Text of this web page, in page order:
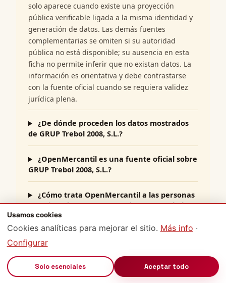
solo aparece cuando existe una proyección
pública verificable ligada a la misma identidad y
generación de datos. Las demás fuentes
complementarias se omiten si su autoridad
pública no está disponible; su ausencia en esta
ficha no permite inferir que no existan datos. La
información es orientativa y debe contrastarse
con la fuente oficial cuando se requiera validez
jurídica plena.
¿De dónde proceden los datos mostrados
de GRUP Trebol 2008, S.L.?
¿OpenMercantil es una fuente oficial sobre
GRUP Trebol 2008, S.L.?
¿Cómo trata OpenMercantil a las personas
mencionadas como cargos de GRUP Trebol
2008, S.L.?
¿Cómo puedo corregir un dato sobre GRUP
¿Puedo usar esta ficha de GRUP Trebol
Usamos cookies
Cookies analíticas para mejorar el sitio. Más info ·
Configurar
Solo esenciales Aceptar todo